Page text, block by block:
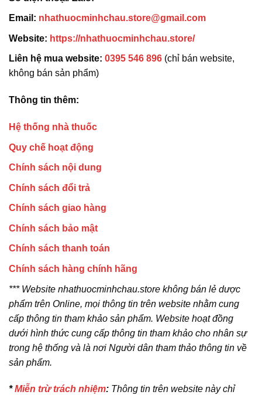
Email: nhathuocminhchau.store@gmail.com
Website: https://nhathuocminhchau.store/
Liên hệ mua website: 0395 546 896 (chỉ bán website,
không bán sản phẩm)
Thông tin thêm:
Hệ thống nhà thuốc
Quy chế hoạt động
Chính sách nội dung
Chính sách đổi trả
Chính sách giao hàng
Chính sách bảo mật
Chính sách thanh toán
Chính sách hàng chính hãng
*** Website nhathuocminhchau.store không bán lẻ dược
phẩm trên Online, mọi thông tin trên website nhằm cung
cấp thông tin tham khảo sản phẩm. Website hoạt đồng
dưới hình thức cung cấp thông tin tham khảo cho nhân sự
trong hệ thống và là nơi Người dân tham thảo thông tin về
sản phẩm.
*Miễn trừ trách nhiệm: Thông tin trên website này chỉ